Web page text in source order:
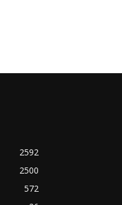
2592
2500
572